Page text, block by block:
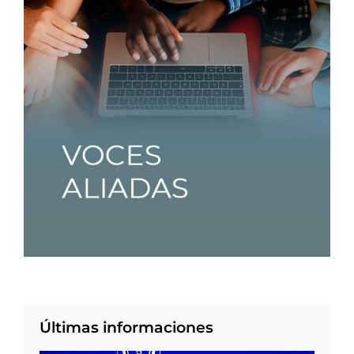
Últimas informaciones